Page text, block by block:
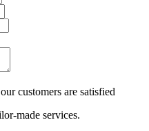
customers are satisfied
made services.